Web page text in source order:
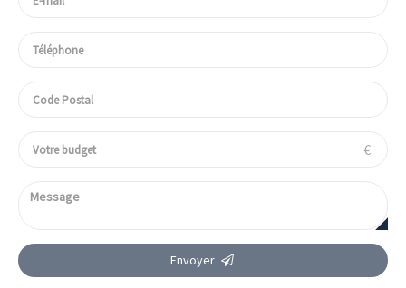
€
Envoyer